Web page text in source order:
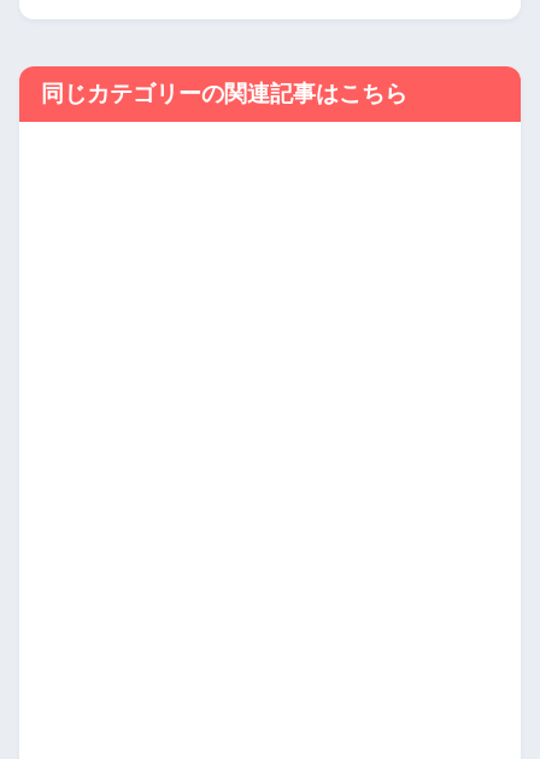
同じカテゴリーの関連記事はこちら